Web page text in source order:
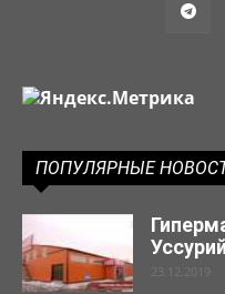
ПОПУЛЯРНЫЕ
23.12.2019